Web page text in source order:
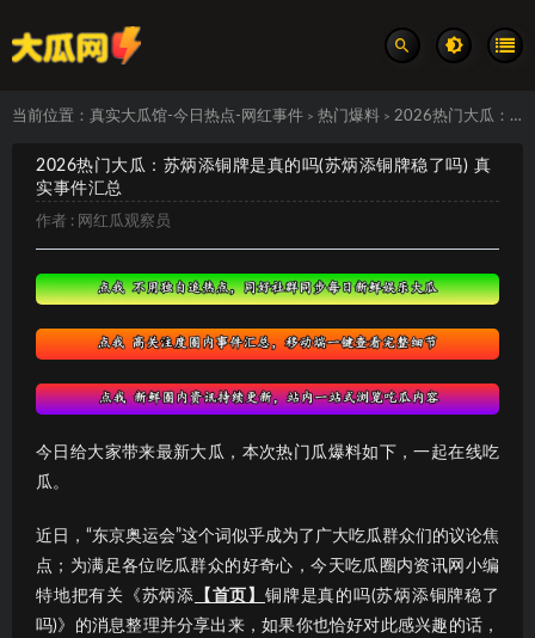
当前位置： 真实大瓜馆-今日热点-网红事件 > 热门爆料 > 2026热门大瓜：苏炳添铜牌是真的吗(苏炳添铜牌稳了吗) 真实事件汇总
2026热门大瓜：苏炳添铜牌是真的吗(苏炳添铜牌稳了吗) 真
实事件汇总
作者 : 网红瓜观察员
今日给大家带来最新大瓜，本次热门瓜爆料如下，一起在线吃
瓜。
近日，“东京奥运会”这个词似乎成为了广大吃瓜群众们的议论焦
点；为满足各位吃瓜群众的好奇心，今天吃瓜圈内资讯网小编
特地把有关《苏炳添
【首页】铜牌是真的吗(苏炳添铜牌稳了
吗)》的消息整理并分享出来，如果你也恰好对此感兴趣的话，